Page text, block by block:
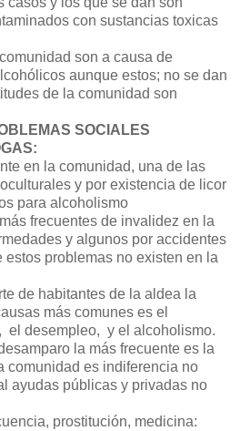
con sustancias toxicas
son a causa de
aunque estos; no se dan
de la comunidad son
SOCIALES
en la comunidad, una de las
y por existencia de licor
para alcoholismo
frecuentes de invalidez en la
y algunos por accidentes
problemas no existen en la
de habitantes de la aldea la
más comunes es el
el desempleo, y el alcoholismo.
la más frecuente es la
comunidad es indiferencia no
ayudas públicas y privadas no
prostitución, medicina: